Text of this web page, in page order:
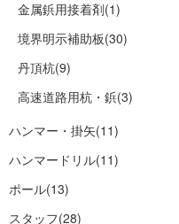
金属鋲用接着剤(1)
境界明示補助板(30)
丹頂杭(9)
高速道路用杭・鋲(3)
ハンマー・掛矢(11)
ハンマードリル(11)
ポール(13)
スタッフ(28)